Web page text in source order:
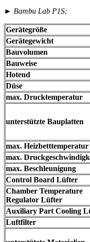
► Bambu Lab P1S:
Gerätegröße
Gerätegewicht
Bauvolumen
Bauweise
Hotend
Düse
max. Drucktemperatur
unterstützte Bauplatten
max. Heizbetttemperatur
max.
max. Beschleunigung
Control Board Lüfter
Chamber Temperature
Regulator Lüfter
Auxiliary Part Cooling
Luftfilter